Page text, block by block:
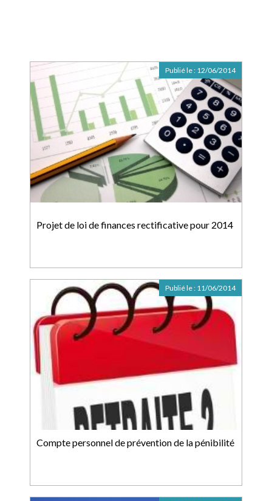
Projet de loi de finances rectificative pour 2014
Publié le : 12/06/2014
Compte personnel de prévention de la pénibilité
Publié le : 11/06/2014